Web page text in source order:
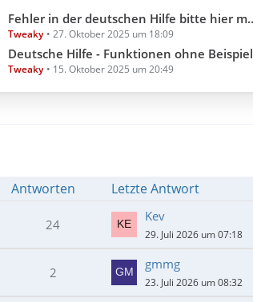
Fehler in der deutschen Hilfe bitte hier melden (Hilfedatei 3.3.18.0 2025.10.04)
Tweaky 27. Oktober 2025 um 18:09
Deutsche Hilfe - Funktionen ohne Beispiel (Hilfedatei 3.3.18.0)
Tweaky 15. Oktober 2025 um 20:49
Antworten
Letzte Antwort
24
Kev
29. Juli 2026 um 07:18
2
gmmg
23. Juli 2026 um 08:32